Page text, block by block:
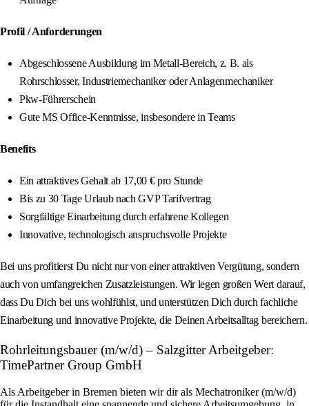
Profil / Anforderungen
Abgeschlossene Ausbildung im Metall-Bereich, z. B. als
Rohrschlosser, Industriemechaniker oder Anlagenmechaniker
Pkw-Führerschein
Gute MS Office-Kenntnisse, insbesondere in Teams
Benefits
Ein attraktives Gehalt ab 17,00 € pro Stunde
Bis zu 30 Tage Urlaub nach GVP Tarifvertrag
Sorgfältige Einarbeitung durch erfahrene Kollegen
Innovative, technologisch anspruchsvolle Projekte
Bei uns profitierst Du nicht nur von einer attraktiven Vergütung, sondern
auch von umfangreichen Zusatzleistungen. Wir legen großen Wert darauf,
dass Du Dich bei uns wohlfühlst, und unterstützen Dich durch fachliche
Einarbeitung und innovative Projekte, die Deinen Arbeitsalltag bereichern.
Rohrleitungsbauer (m/w/d) – Salzgitter Arbeitgeber:
TimePartner Group GmbH
Als Arbeitgeber in Bremen bieten wir dir als Mechatroniker (m/w/d)